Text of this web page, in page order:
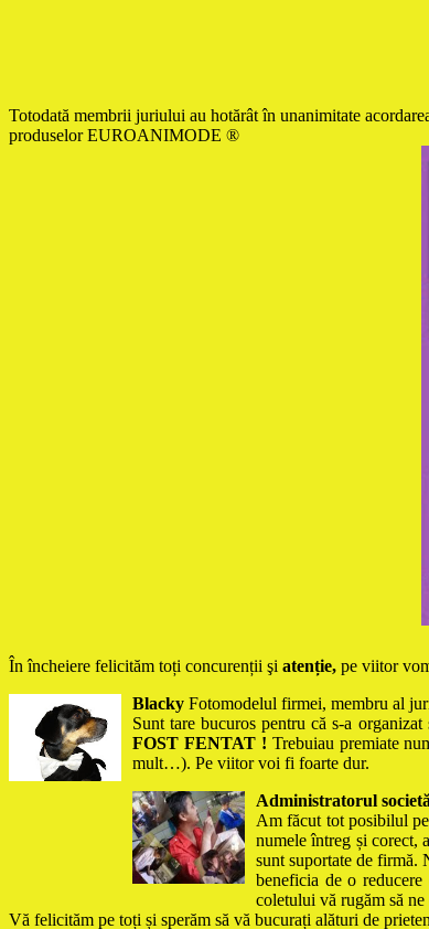
Totodată membrii juriului au hotărât în unanimitate
produselor EUROANIMODE ®
În încheiere felicităm toți concurenții şi atenție, pe viitor
Blacky Fotomodelul firmei, membru al
Sunt tare bucuros pentru că s-a
FOST FENTAT ! Trebuiau premiate
mult…). Pe viitor voi fi foarte dur.
Administratorul
Am făcut tot posibilul
numele întreg și corect,
sunt suportate de firmă.
beneficia de o reducere
coletului vă rugăm să
Vă felicităm pe toți și sperăm să vă bucurați alături de